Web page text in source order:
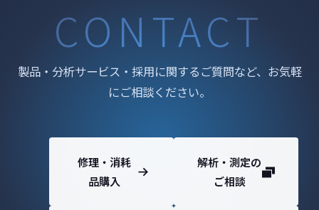
CONTACT
製品・分析サービス・採用に関するご質問など、お気軽
にご相談ください。
修理・消耗
品購入
解析・測定の
ご相談